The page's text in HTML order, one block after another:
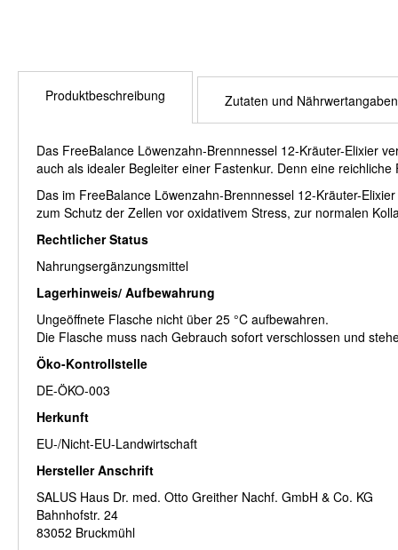
Produktbeschreibung
Das FreeBalance Löwenzahn-Brennnessel 12-Kräuter-Elixier
auch als idealer Begleiter einer Fastenkur. Denn eine
Das im FreeBalance Löwenzahn-Brennnessel 12-Kräuter-
zum Schutz der Zellen vor oxidativem Stress, zur normalen
Rechtlicher Status
Nahrungsergänzungsmittel
Lagerhinweis/ Aufbewahrung
Ungeöffnete Flasche nicht über 25 °C aufbewahren.
Die Flasche muss nach Gebrauch sofort verschlossen und
Öko-Kontrollstelle
DE-ÖKO-003
Herkunft
EU-/Nicht-EU-Landwirtschaft
Hersteller Anschrift
SALUS Haus Dr. med. Otto Greither Nachf. GmbH & Co. KG
Bahnhofstr. 24
83052 Bruckmühl
Zutaten und Nährwertangaben